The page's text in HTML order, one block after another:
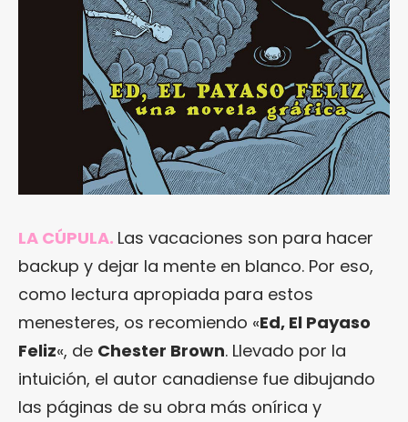
LA CÚPULA. Las vacaciones son para hacer
backup y dejar la mente en blanco. Por eso,
como lectura apropiada para estos
menesteres, os recomiendo «Ed, El Payaso
Feliz«, de Chester Brown. Llevado por la
intuición, el autor canadiense fue dibujando
las páginas de su obra más onírica y